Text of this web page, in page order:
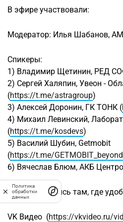
В эфире участвовали:
Модератор: Илья Шабанов,
Спикеры:
1) Владимир Щетинин, РЕД
2) Сергей Халяпин, Увеон -
(https://t.me/astragroup)
3) Алексей Доронин, ГК ТОНК (
4) Михаил Левинский,
(https://t.me/kosdevs)
5) Василий Шубин, Getmobit
(https://t.me/
6) Вячеслав Блюм, АКБ
Смотрите запись там, где
VK Видео (https://vkvideo.ru/
Политика
обработки
данных